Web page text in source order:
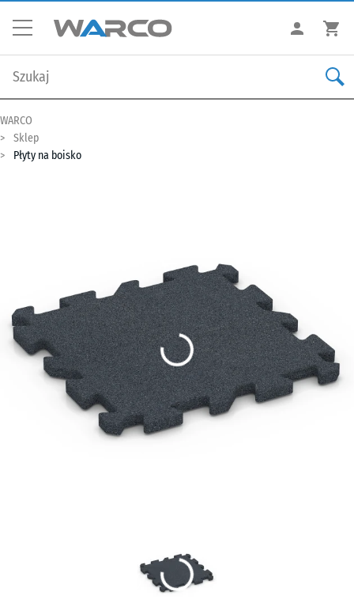
WARCO
Sklep
Płyty na boisko